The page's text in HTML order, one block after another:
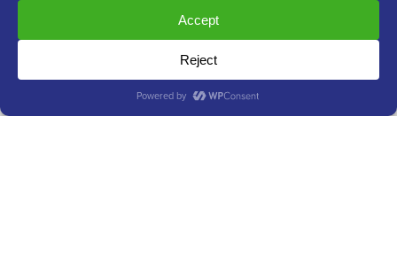
Copyright © 2009 - 2026 WPBeginner LLC. Tutti i diritti
riservati. WPBeginner® è un marchio registrato.
Gestito daAwesome Motive|Hosting WordPressda